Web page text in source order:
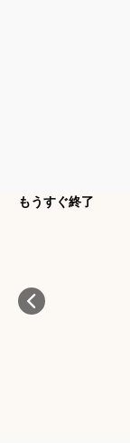
もうすぐ終了